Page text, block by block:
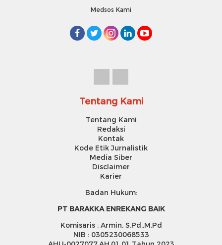
Medsos Kami
Tentang Kami
Tentang Kami
Redaksi
Kontak
Kode Etik Jurnalistik
Media Siber
Disclaimer
Karier
Badan Hukum:
PT BARAKKA ENREKANG BAIK
Komisaris : Armin, S.Pd.,M.Pd
NIB : 0305230068533